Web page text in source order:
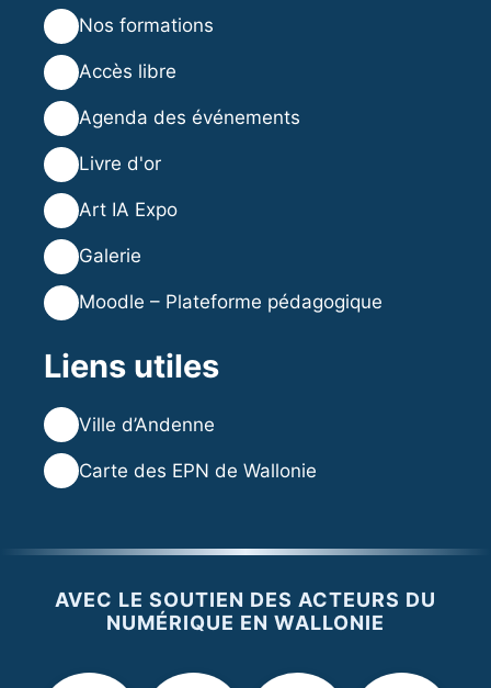
Nos formations
Accès libre
Agenda des événements
Livre d'or
Art IA Expo
Galerie
Moodle – Plateforme pédagogique
Liens utiles
Ville d’Andenne
Carte des EPN de Wallonie
AVEC LE SOUTIEN DES ACTEURS DU
NUMÉRIQUE EN WALLONIE